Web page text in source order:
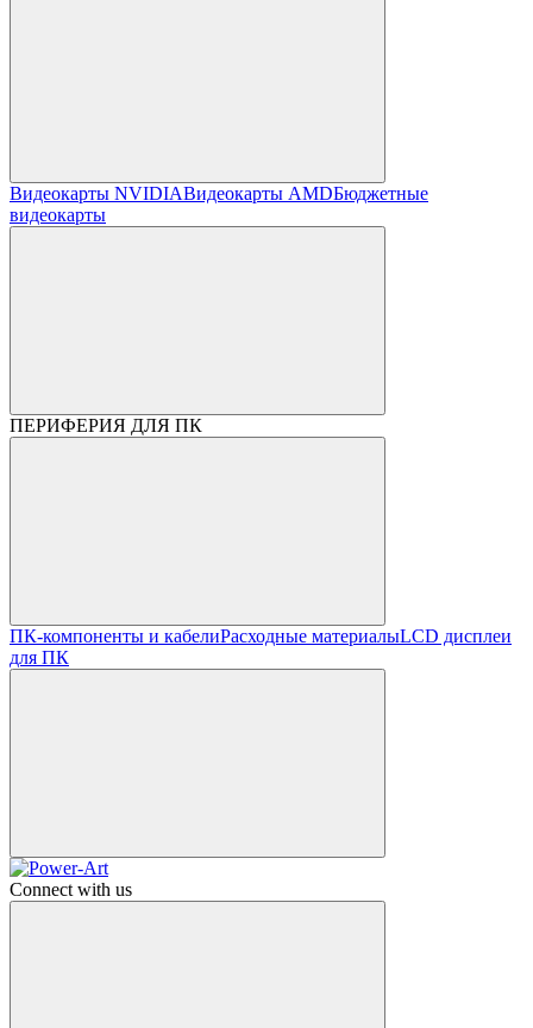
Видеокарты NVIDIAВидеокарты AMDБюджетные
видеокарты
ПЕРИФЕРИЯ ДЛЯ ПК
ПК-компоненты и кабелиРасходные материалыLCD дисплеи
для ПК
Connect with us